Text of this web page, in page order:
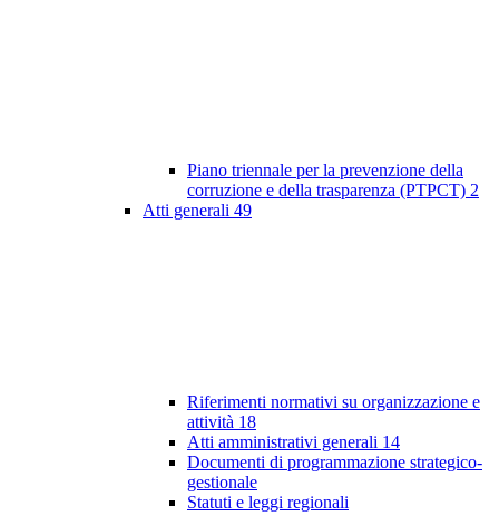
Piano triennale per la prevenzione della
corruzione e della trasparenza (PTPCT) 2
Atti generali 49
Riferimenti normativi su organizzazione e
attività 18
Atti amministrativi generali 14
Documenti di programmazione strategico-
gestionale
Statuti e leggi regionali